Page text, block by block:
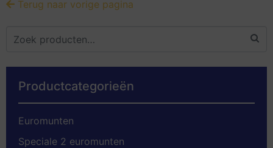
Terug naar vorige pagina
Productcategorieën
Euromunten
Speciale 2 euromunten